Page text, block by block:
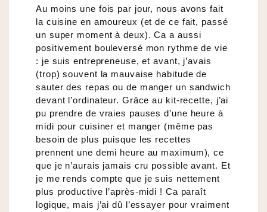
Au moins une fois par jour, nous avons fait
la cuisine en amoureux (et de ce fait, passé
un super moment à deux). Ca a aussi
positivement bouleversé mon rythme de vie
: je suis entrepreneuse, et avant, j’avais
(trop) souvent la mauvaise habitude de
sauter des repas ou de manger un sandwich
devant l’ordinateur. Grâce au kit-recette, j’ai
pu prendre de vraies pauses d’une heure à
midi pour cuisiner et manger (même pas
besoin de plus puisque les recettes
prennent une demi heure au maximum), ce
que je n’aurais jamais cru possible avant. Et
je me rends compte que je suis nettement
plus productive l’après-midi ! Ca paraît
logique, mais j’ai dû l’essayer pour vraiment